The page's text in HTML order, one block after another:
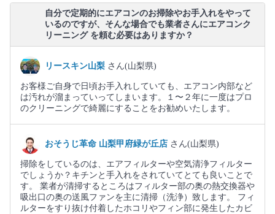
自分で定期的にエアコンのお掃除やお手入れをやって
いるのですが、そんな場合でも業者さんにエアコンク
リーニング を頼む必要はありますか？
リースキン山梨 さん(山梨県)
お客様ご自身で日頃お手入れしていても、エアコン内部など
は汚れが溜まっていってしまいます。１〜２年に一度はプロ
のクリーニングで綺麗にすることをお勧めいたします。
おそうじ革命 山梨甲府緑が丘店 さん(山梨県)
掃除をしているのは、エアフィルターや空気清浄フィルター
でしょうか？キチンと手入れをされていてとても良いことで
す。 業者が清掃するところはフィルター部の奥の熱交換器や
吸出口の奥の送風ファンを主に清掃（洗浄）致します。 フィ
ルターをすり抜け付着したホコリやフィン部に発生したカビ